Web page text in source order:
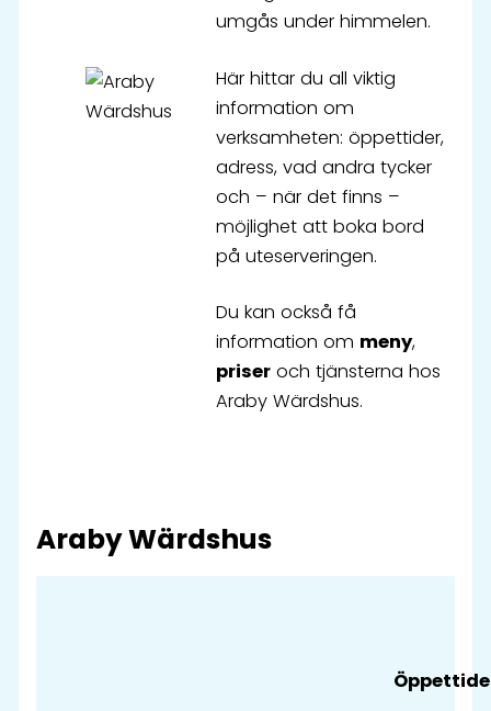
umgås under himmelen.
Här hittar du all viktig
information om
verksamheten: öppettider,
adress, vad andra tycker
och – när det finns –
möjlighet att boka bord
på uteserveringen.
Du kan också få
information om meny,
priseroch tjänsterna hos
Araby Wärdshus.
Araby Wärdshus